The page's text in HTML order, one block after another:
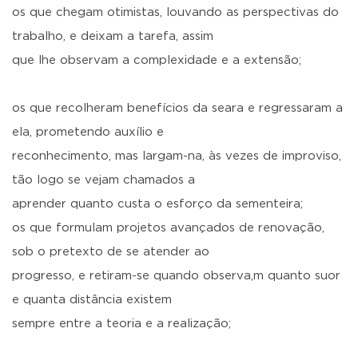
os que chegam otimistas, louvando as perspectivas do
trabalho, e deixam a tarefa, assim
que lhe observam a complexidade e a extensão;
os que recolheram benefícios da seara e regressaram a
ela, prometendo auxílio e
reconhecimento, mas largam-na, às vezes de improviso,
tão logo se vejam chamados a
aprender quanto custa o esforço da sementeira;
os que formulam projetos avançados de renovação,
sob o pretexto de se atender ao
progresso, e retiram-se quando observa,m quanto suor
e quanta distância existem
sempre entre a teoria e a realização;